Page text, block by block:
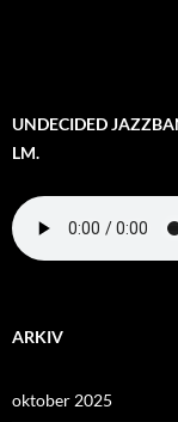
UNDECIDED
LM.
ARKIV
oktober 2025